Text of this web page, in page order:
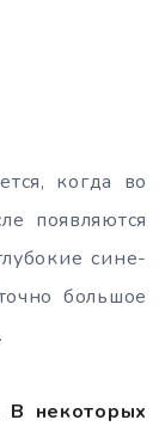
когда во
появляются
сине-
большое
В некоторых